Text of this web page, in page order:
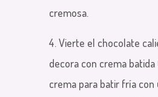
cremosa.
4. Vierte el chocolate
decora con crema
crema para batir fría con